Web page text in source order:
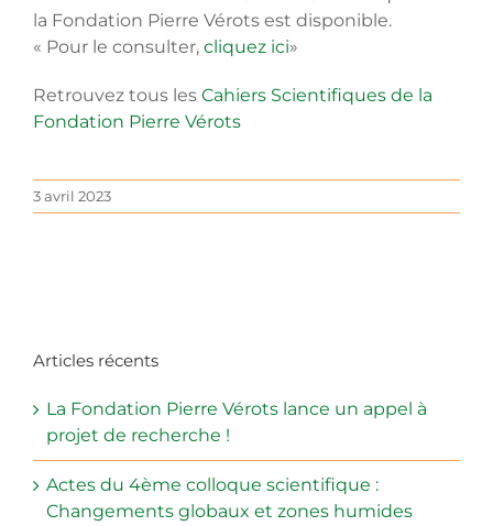
la Fondation Pierre Vérots est disponible.
« Pour le consulter, cliquez ici»
Retrouvez tous les Cahiers Scientifiques de la
Fondation Pierre Vérots
3 avril 2023
Articles récents
La Fondation Pierre Vérots lance un appel à
projet de recherche !
Actes du 4ème colloque scientifique :
Changements globaux et zones humides